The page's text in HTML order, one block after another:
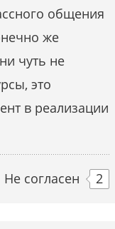
общения
же
чуть не
это
в реализации
Не согласен 2